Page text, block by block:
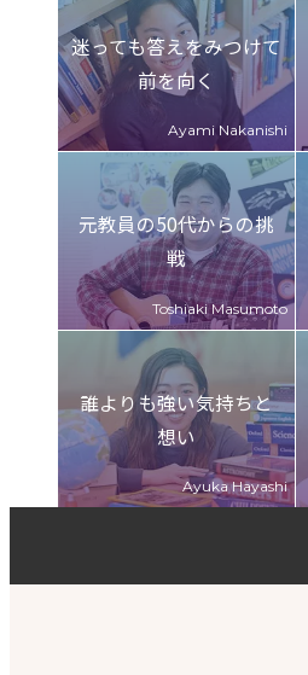
迷っても答えをみつけて
前を向く
元教員の50代からの挑
戦
誰よりも強い気持ちと
想い